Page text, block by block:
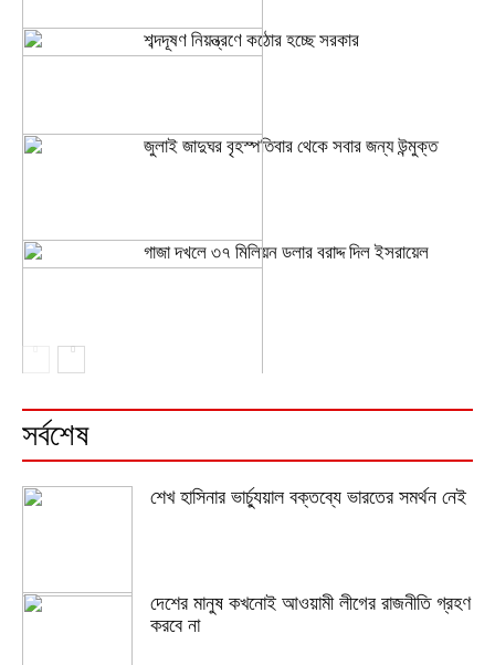
শব্দদূষণ নিয়ন্ত্রণে কঠোর হচ্ছে সরকার
জুলাই জাদুঘর বৃহস্পতিবার থেকে সবার জন্য উন্মুক্ত
গাজা দখলে ৩৭ মিলিয়ন ডলার বরাদ্দ দিল ইসরায়েল
সর্বশেষ
শেখ হাসিনার ভার্চ্যুয়াল বক্তব্যে ভারতের সমর্থন নেই
দেশের মানুষ কখনোই আওয়ামী লীগের রাজনীতি গ্রহণ
করবে না